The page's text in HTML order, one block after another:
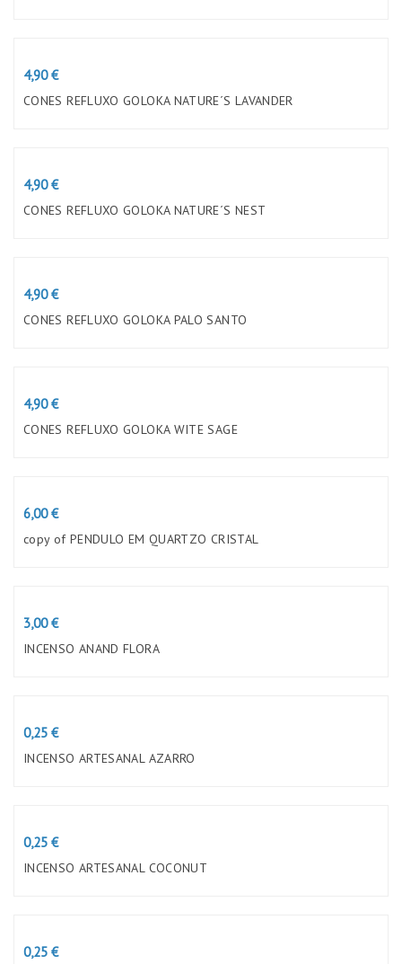
Preço
4,90 €
CONES REFLUXO GOLOKA NATURE´S LAVANDER
Preço
4,90 €
CONES REFLUXO GOLOKA NATURE´S NEST
Preço
4,90 €
CONES REFLUXO GOLOKA PALO SANTO
Preço
4,90 €
CONES REFLUXO GOLOKA WITE SAGE
Preço
6,00 €
copy of PENDULO EM QUARTZO CRISTAL
Preço
3,00 €
INCENSO ANAND FLORA
Preço
0,25 €
INCENSO ARTESANAL AZARRO
Preço
0,25 €
INCENSO ARTESANAL COCONUT
Preço
0,25 €